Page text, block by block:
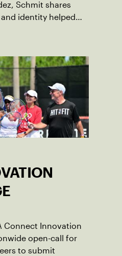
Schmit shares
identity helped
Connect Innovation
open-call for
to submit